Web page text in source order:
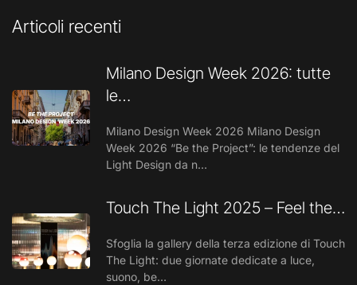
Articoli recenti
Milano Design Week 2026: tutte
le…
Milano Design Week 2026 Milano Design
Week 2026 “Be the Project”: le tendenze del
Light Design da n…
Touch The Light 2025 – Feel the…
Sfoglia la gallery della terza edizione di Touch
The Light: due giornate dedicate a luce,
suono, be…